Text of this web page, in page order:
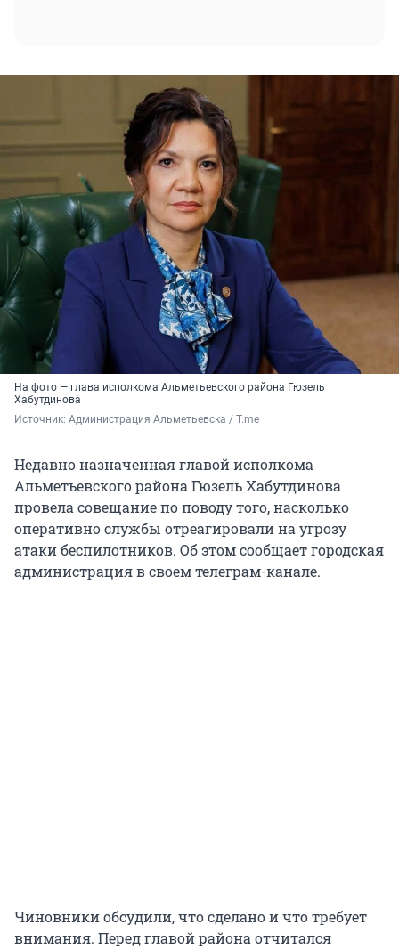
На фото — глава исполкома Альметьевского района Гюзель
Хабутдинова
Источник: Администрация Альметьевска / T.me
Недавно назначенная главой исполкома
Альметьевского района Гюзель Хабутдинова
провела совещание по поводу того, насколько
оперативно службы отреагировали на угрозу
атаки беспилотников. Об этом сообщает городская
администрация в своем телеграм-канале.
Чиновники обсудили, что сделано и что требует
внимания. Перед главой района отчитался